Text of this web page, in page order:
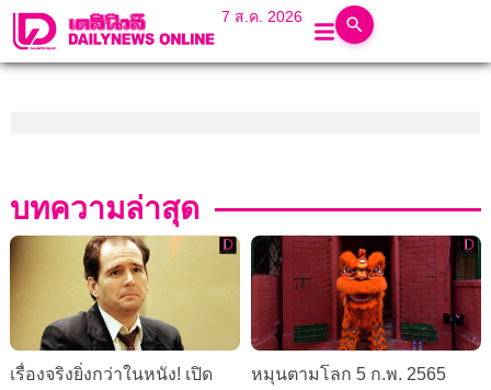
7 ส.ค. 2026
บทความล่าสุด
เรื่องจริงยิ่งกว่าในหนัง! เปิด
หมุนตามโลก 5 ก.พ. 2565